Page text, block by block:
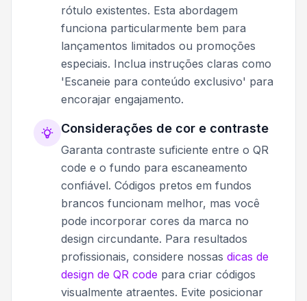
rótulo existentes. Esta abordagem
funciona particularmente bem para
lançamentos limitados ou promoções
especiais. Inclua instruções claras como
'Escaneie para conteúdo exclusivo' para
encorajar engajamento.
Considerações de cor e contraste
Garanta contraste suficiente entre o QR
code e o fundo para escaneamento
confiável. Códigos pretos em fundos
brancos funcionam melhor, mas você
pode incorporar cores da marca no
design circundante. Para resultados
profissionais, considere nossas dicas de
design de QR code para criar códigos
visualmente atraentes. Evite posicionar